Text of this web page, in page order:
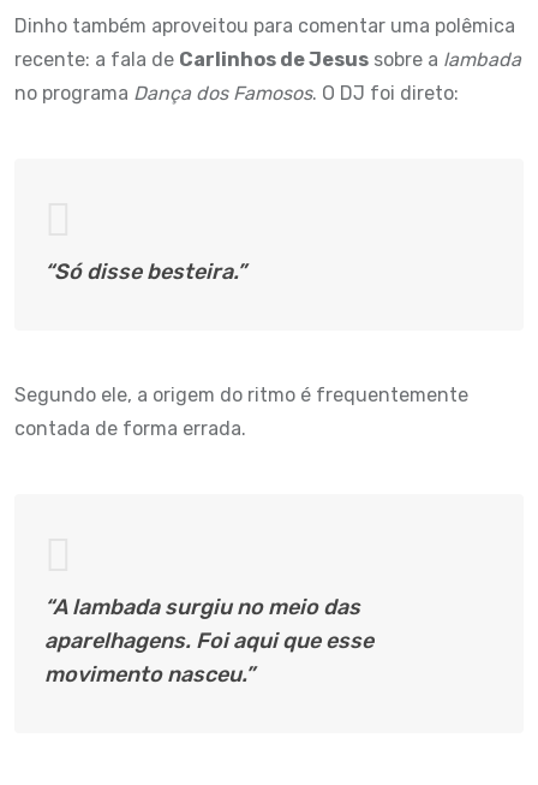
Dinho também aproveitou para comentar uma polêmica
recente: a fala de Carlinhos de Jesus sobre a lambada
no programa Dança dos Famosos. O DJ foi direto:
“Só disse besteira.”
Segundo ele, a origem do ritmo é frequentemente
contada de forma errada.
“A lambada surgiu no meio das
aparelhagens. Foi aqui que esse
movimento nasceu.”